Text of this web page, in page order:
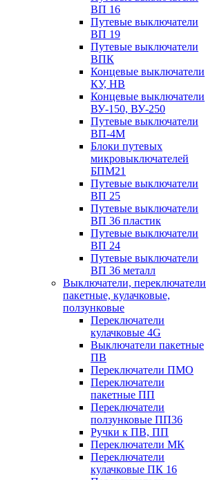
ВП 16
Путевые выключатели
ВП 19
Путевые выключатели
ВПК
Концевые выключатели
КУ, НВ
Концевые выключатели
ВУ-150, ВУ-250
Путевые выключатели
ВП-4М
Блоки путевых
микровыключателей
БПМ21
Путевые выключатели
ВП 25
Путевые выключатели
ВП 36 пластик
Путевые выключатели
ВП 24
Путевые выключатели
ВП 36 металл
Выключатели, переключатели
пакетные, кулачковые,
ползунковые
Переключатели
кулачковые 4G
Выключатели пакетные
ПВ
Переключатели ПМО
Переключатели
пакетные ПП
Переключатели
ползунковые ПП36
Ручки к ПВ, ПП
Переключатели МК
Переключатели
кулачковые ПК 16